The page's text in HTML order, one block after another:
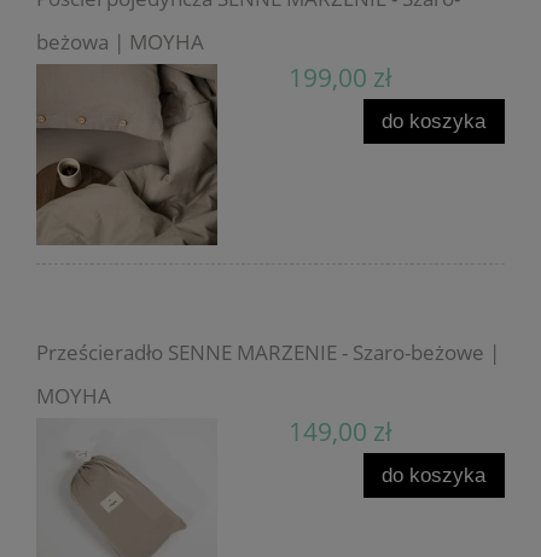
beżowa | MOYHA
199,00 zł
do koszyka
Prześcieradło SENNE MARZENIE - Szaro-beżowe |
MOYHA
149,00 zł
do koszyka